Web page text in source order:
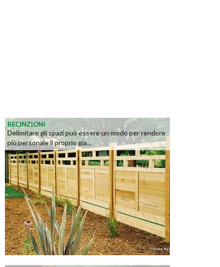
RECINZIONI
Delimitare gli spazi può essere un modo per rendere
più personale il proprio gia...